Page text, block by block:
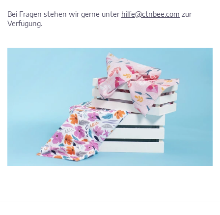
Bei Fragen stehen wir gerne unter hilfe@ctnbee.com zur
Verfügung.